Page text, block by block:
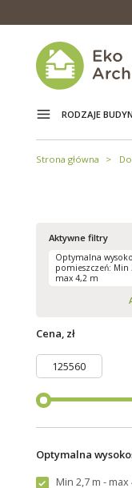
RODZAJE
Strona główna
Aktywne filtry
Optymalna
pomieszczeń: Min
max 4,2 m
Cena, zł
Optymalna
Min 2,7 m - max